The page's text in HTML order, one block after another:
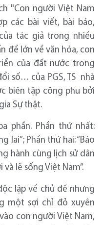
"Con người Việt Nam
các bài viết, bài báo,
tác giả trong nhiều
đề lớn về văn hóa, con
của đất nước trong
số… của PGS, TS nhà
biên tập công phu bởi
Sự thật.
phần. Phần thứ nhất:
lai”; Phần thứ hai: “Báo
hành cùng lịch sử dân
và lẽ sống Việt Nam”.
lập về chủ đề nhưng
một sợi chỉ đỏ xuyên
con người Việt Nam,